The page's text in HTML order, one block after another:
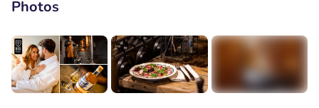
Photos